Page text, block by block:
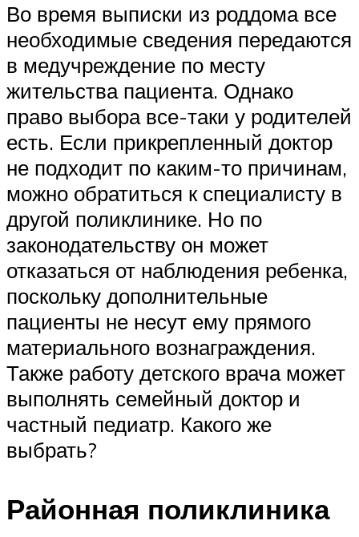
Во время выписки из роддома все
необходимые сведения передаются
в медучреждение по месту
жительства пациента. Однако
право выбора все-таки у родителей
есть. Если прикрепленный доктор
не подходит по каким-то причинам,
можно обратиться к специалисту в
другой поликлинике. Но по
законодательству он может
отказаться от наблюдения ребенка,
поскольку дополнительные
пациенты не несут ему прямого
материального вознаграждения.
Также работу детского врача может
выполнять семейный доктор и
частный педиатр. Какого же
выбрать?
Районная поликлиника